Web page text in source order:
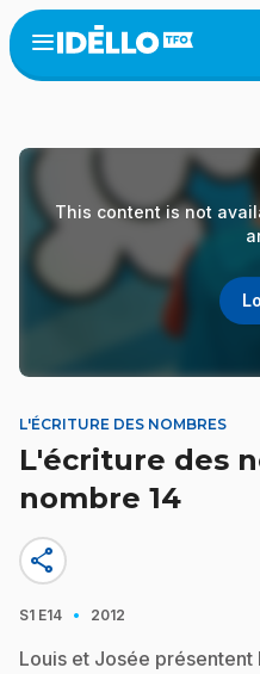
Skip
to
main
Open
menu
This content is not
L'ÉCRITURE DES NOMBRES
L'écriture des
nombre 14
share
S1 E14 · 2012
Louis et Josée présentent